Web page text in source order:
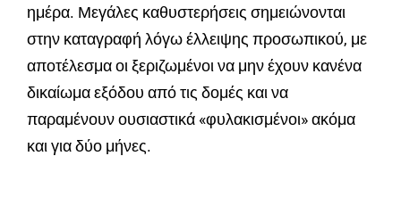
ημέρα. Μεγάλες καθυστερήσεις σημειώνονται
στην καταγραφή λόγω έλλειψης προσωπικού, με
αποτέλεσμα οι ξεριζωμένοι να μην έχουν κανένα
δικαίωμα εξόδου από τις δομές και να
παραμένουν ουσιαστικά «φυλακισμένοι» ακόμα
και για δύο μήνες.